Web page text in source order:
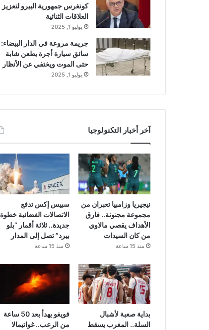
كونغرس جمهورية البيرو لتعزيز
العلاقات الثنائية
يوليو 1, 2025
جريمة مروعة في الدار البيضاء:
سائق سيارة أجرة يطعن شابة
حتى الموت ويختفي عن الأنظار
يوليو 1, 2025
آخر أخبار التكنولوجيا
نيجيريا وزامبيا تعبران من
مجموعة مجنونة.. فارق
الأهداف يقصي مالاوي
من كان السيدات
منذ 15 ساعة
سبيس إكس تدفع
الاتصالات الفضائية خطوة
جديدة.. ثلاثة أقمار “بلو
بيرد” تصل إلى المدار
منذ 15 ساعة
بداية صعبة لأشبال
السلة.. المغرب يسقط
فويغو يهدأ بعد 50 ساعة
من الرعب.. غواتيمالا